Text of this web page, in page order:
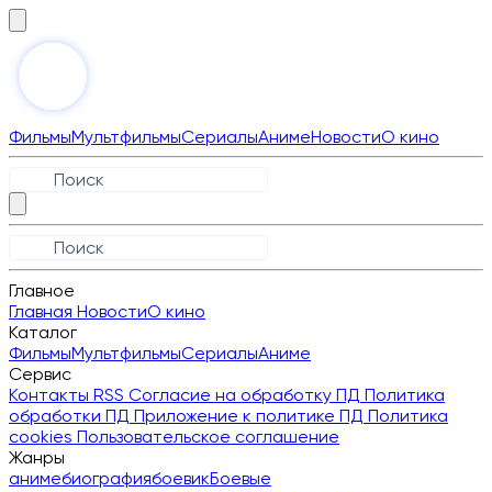
ФильмыМультфильмыСериалыАнимеНовостиО кино
Главное
Главная НовостиО кино
Каталог
ФильмыМультфильмыСериалыАниме
Сервис
Контакты RSS Согласие на обработку ПД Политика
обработки ПД Приложение к политике ПД Политика
cookies Пользовательское соглашение
Жанры
анимебиографиябоевикБоевые